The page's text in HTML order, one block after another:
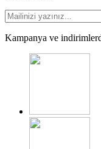
Kampanya ve